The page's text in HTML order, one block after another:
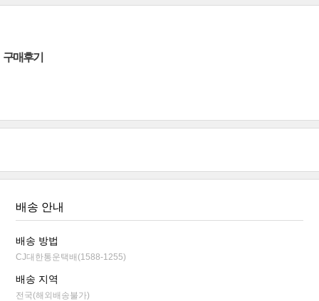
구매후기
배송 안내
배송 방법
CJ대한통운택배(1588-1255)
배송 지역
전국(해외배송불가)